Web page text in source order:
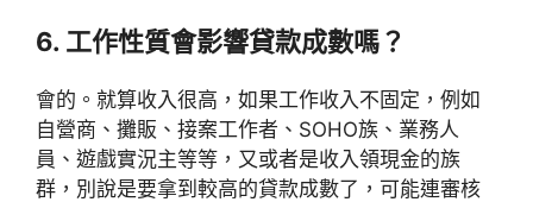
6. 工作性質會影響貸款成數嗎？
會的。就算收入很高，如果工作收入不固定，例如
自營商、攤販、接案工作者、SOHO族、業務人
員、遊戲實況主等等，又或者是收入領現金的族
群，別說是要拿到較高的貸款成數了，可能連審核